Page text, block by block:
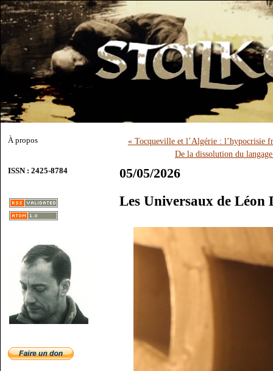
À propos
ISSN : 2425-8784
« Tocqueville et l’Algérie : l’hypocrisie
De la dissolution du
05/05/2026
Les Universaux de Léon